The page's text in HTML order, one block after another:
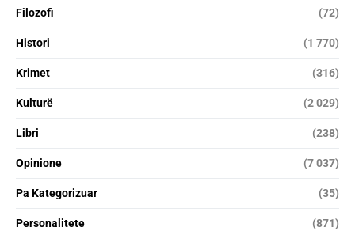
Filozofi (72)
Histori (1 770)
Krimet (316)
Kulturë (2 029)
Libri (238)
Opinione (7 037)
Pa Kategorizuar (35)
Personalitete (871)